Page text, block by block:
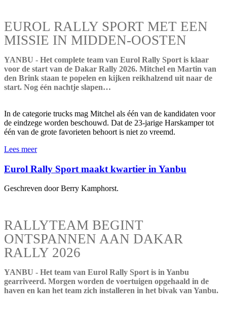
EUROL RALLY SPORT MET EEN
MISSIE IN MIDDEN-OOSTEN
YANBU - Het complete team van Eurol Rally Sport is klaar
voor de start van de Dakar Rally 2026. Mitchel en Martin van
den Brink staan te popelen en kijken reikhalzend uit naar de
start. Nog één nachtje slapen…
In de categorie trucks mag Mitchel als één van de kandidaten voor
de eindzege worden beschouwd. Dat de 23-jarige Harskamper tot
één van de grote favorieten behoort is niet zo vreemd.
Lees meer
Eurol Rally Sport maakt kwartier in Yanbu
Geschreven door Berry Kamphorst.
RALLYTEAM BEGINT
ONTSPANNEN AAN DAKAR
RALLY 2026
YANBU - Het team van Eurol Rally Sport is in Yanbu
gearriveerd. Morgen worden de voertuigen opgehaald in de
haven en kan het team zich installeren in het bivak van Yanbu.